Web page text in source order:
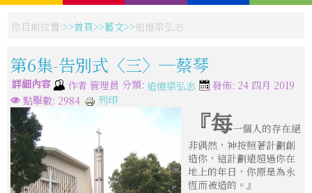
你目前位置: 首頁 藝文 追憶梁弘志
第6集-告別式〈三〉─蔡琴
詳細內容 作者 管理員 分類: 追憶梁弘志
發佈: 24 四月 2019
點擊數: 2984
列印
『每一個人的存在絕
非偶然，神按照著計劃創
造你，這計劃遠超過你在
地上的年日，你原是為永
恆而被造的。』